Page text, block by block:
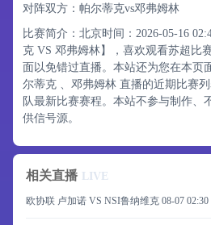
对阵双方：帕尔蒂克vs邓弗姆林
比赛简介：北京时间：2026-05-16
克 VS 邓弗姆林】，喜欢观看苏超比
面以免错过直播。本站还为您在本页
尔蒂克 、邓弗姆林 直播的近期比赛
队最新比赛赛程。本站不参与制作、
供信号源。
相关直播 LIVE
欧协联 卢加诺 VS NSI鲁纳维克 08-07 02:30